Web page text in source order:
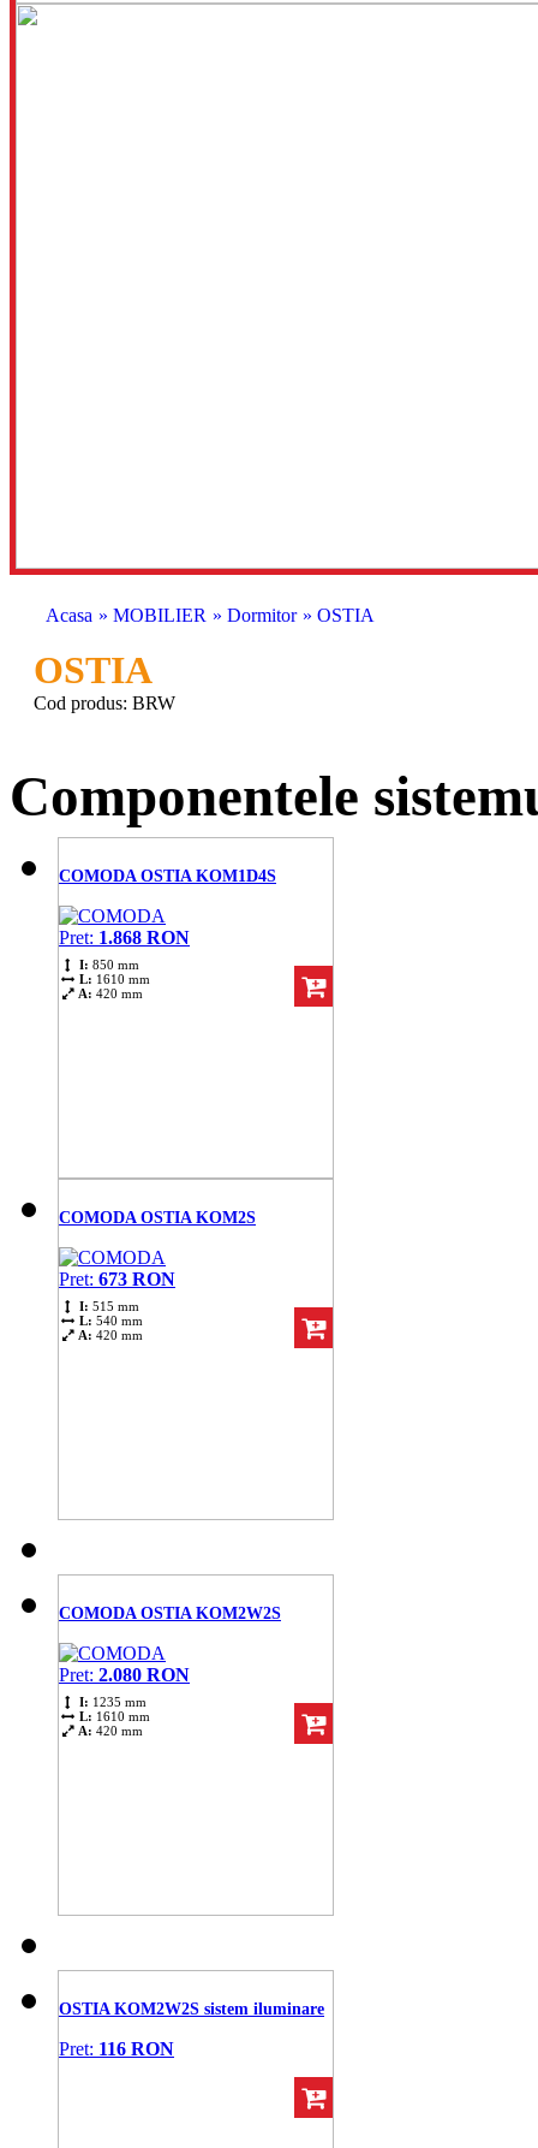
Acasa » MOBILIER » Dormitor » OSTIA
OSTIA
Cod produs: BRW
Componentele
COMODA OSTIA KOM1D4S
Pret: 1.868 RON
I: 850 mm
L: 1610 mm
A: 420 mm
COMODA OSTIA KOM2S
Pret: 673 RON
I: 515 mm
L: 540 mm
A: 420 mm
COMODA OSTIA KOM2W2S
Pret: 2.080 RON
I: 1235 mm
L: 1610 mm
A: 420 mm
OSTIA KOM2W2S sistem iluminare
Pret: 116 RON